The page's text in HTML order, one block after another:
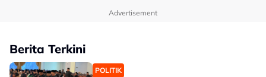
Advertisement
Berita Terkini
POLITIK